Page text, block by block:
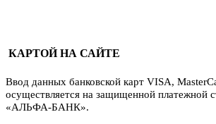
КАРТОЙ НА САЙТЕ
Ввод данных банковской карт VISA,
осуществляется на защищенной платежной
«АЛЬФА-БАНК».